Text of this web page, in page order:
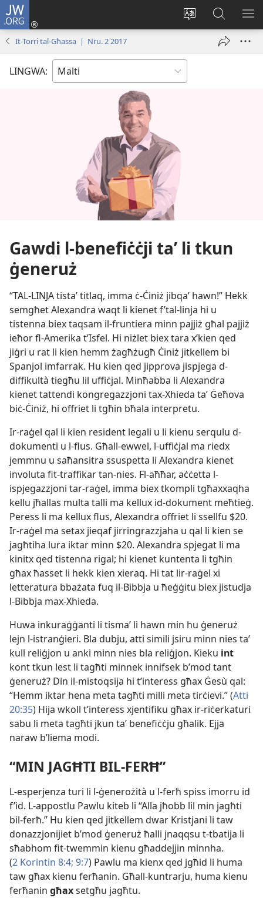
JW.ORG
Biddel
lingwa
Illoggja
(opens
Fittex
f’JW.ORG
It-Torri tal-Għassa | Nru. 2 2017
LINGWA:
Gawdi l-​benefiċċji taʼ li tkun
ġeneruż
“TAL-​LINJA tistaʼ titlaq, imma ċ-​Ċiniż jibqaʼ hawn!” Hekk
semgħet Alexandra waqt li kienet f’tal-​linja hi u
tistenna biex taqsam il-​fruntiera minn pajjiż għal pajjiż
ieħor fl-​Amerika t’Isfel. Hi niżlet biex tara x’kien qed
jiġri u rat li kien hemm żagħżugħ Ċiniż jitkellem bi
Spanjol imfarrak. Hu kien qed jipprova jispjega d-​
diffikultà tiegħu lil uffiċjal. Minħabba li Alexandra
kienet tattendi kongregazzjoni tax-​Xhieda taʼ Ġeħova
biċ-​Ċiniż, hi offriet li tgħin bħala interpretu.
Ir-​raġel qal li kien resident legali u li kienu serqulu d-​
dokumenti u l-​flus. Għall-​ewwel, l-​uffiċjal ma riedx
jemmnu u saħansitra ssuspetta li Alexandra kienet
involuta fit-​traffikar tan-​nies. Fl-​aħħar, aċċetta l-​
ispjegazzjoni tar-​raġel, imma biex tkompli tgħaxxaqha
kellu jħallas multa talli ma kellux id-​dokument meħtieġ.
Peress li ma kellux flus, Alexandra offriet li ssellfu $20.
Ir-​raġel ma setax jieqaf jirringrazzjaha u qal li kien se
jagħtiha lura iktar minn $20. Alexandra spjegat li ma
kinitx qed tistenna rigal; hi kienet kuntenta li tgħin
għax ħasset li hekk kien xieraq. Hi tat lir-​raġel xi
letteratura bbażata fuq il-​Bibbja u ħeġġitu biex jistudja
l-​Bibbja max-​Xhieda.
Huwa inkuraġġanti li tismaʼ li hawn min hu ġeneruż
lejn l-​istranġieri. Bla dubju, atti simili jsiru minn nies taʼ
kull reliġjon u anki minn nies bla reliġjon. Kieku int
kont tkun lest li tagħti minnek innifsek b’mod tant
ġeneruż? Din il-​mistoqsija hi t’interess għax Ġesù qal:
“Hemm iktar hena meta tagħti milli meta tirċievi.” (Atti
20:35) Hija wkoll t’interess xjentifiku għax ir-​riċerkaturi
sabu li meta tagħti jkun taʼ benefiċċju għalik. Ejja
naraw b’liema modi.
“MIN JAGĦTI BIL-​FERĦ”
L-​esperjenza turi li l-​ġenerożità u l-​ferħ spiss imorru id
f’id. L-​appostlu Pawlu kiteb li “Alla jħobb lil min jagħti
bil-​ferħ.” Hu kien qed jitkellem dwar Kristjani li taw
donazzjonijiet b’mod ġeneruż ħalli jnaqqsu t-​tbatija li
sħabhom fit-​twemmin kienu għaddejjin minnha.
(2 Korintin 8:4; 9:7) Pawlu ma kienx qed jgħid li huma
taw għax kienu ferħanin. Għall-​kuntrarju, huma kienu
ferħanin għaxsetgħu jagħtu.